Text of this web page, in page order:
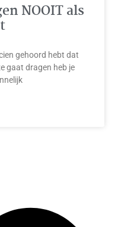
NOOIT als
gehoord hebt dat
gaat dragen heb je